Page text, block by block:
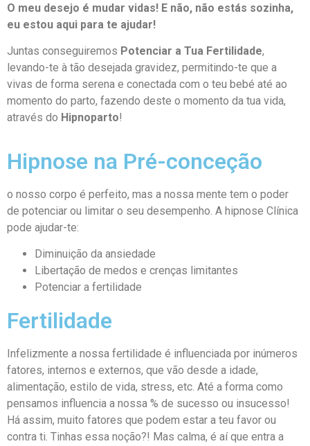
O meu desejo é mudar vidas! E não, não estás sozinha,
eu estou aqui para te ajudar!
Juntas conseguiremos Potenciar a Tua Fertilidade,
levando-te à tão desejada gravidez, permitindo-te que a
vivas de forma serena e conectada com o teu bebé até ao
momento do parto, fazendo deste o momento da tua vida,
através do Hipnoparto!
Hipnose na Pré-conceção
o nosso corpo é perfeito, mas a nossa mente tem o poder
de potenciar ou limitar o seu desempenho. A hipnose Clínica
pode ajudar-te:
Diminuição da ansiedade
Libertação de medos e crenças limitantes
Potenciar a fertilidade
Fertilidade
Infelizmente a nossa fertilidade é influenciada por inúmeros
fatores, internos e externos, que vão desde a idade,
alimentação, estilo de vida, stress, etc. Até a forma como
pensamos influencia a nossa % de sucesso ou insucesso!
Há assim, muito fatores que podem estar a teu favor ou
contra ti. Tinhas essa noção?! Mas calma, é aí que entra a